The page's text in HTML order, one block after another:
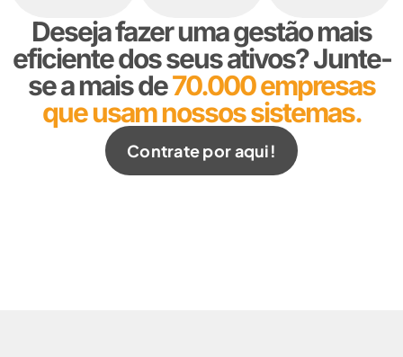
Deseja fazer uma gestão mais
eficiente dos seus ativos? Junte-
se a mais de70.000 empresas
que usam nossos sistemas.
Contrate por aqui!